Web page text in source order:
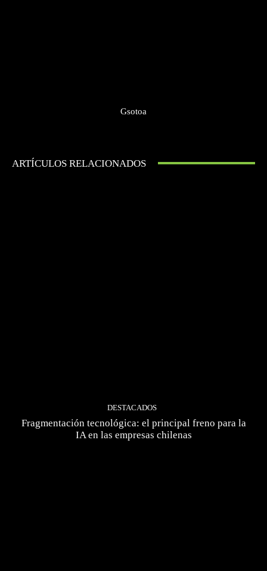
Gsotoa
ARTÍCULOS RELACIONADOS
DESTACADOS
Fragmentación tecnológica: el principal freno para la
IA en las empresas chilenas